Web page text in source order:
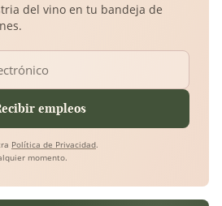
del vino en tu bandeja de
empleos
Política de Privacidad.
momento.